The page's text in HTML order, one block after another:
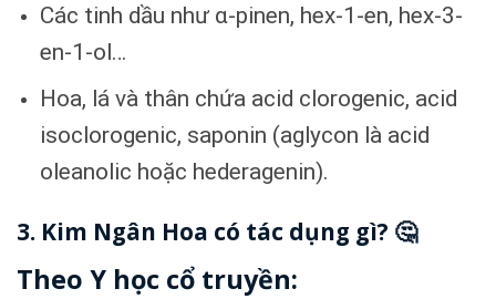
Các tinh dầu như α-pinen, hex-1-en, hex-3-
en-1-ol…
Hoa, lá và thân chứa acid clorogenic, acid
isoclorogenic, saponin (aglycon là acid
oleanolic hoặc hederagenin).
3. Kim Ngân Hoa có tác dụng gì? 🤔
Theo Y học cổ truyền: